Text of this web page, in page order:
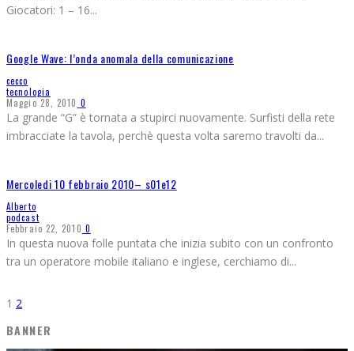
Giocatori: 1 – 16...
Google Wave: l’onda anomala della comunicazione
cecco
tecnologia
Maggio 28, 2010 0
La grande “G” è tornata a stupirci nuovamente. Surfisti della rete
imbracciate la tavola, perchè questa volta saremo travolti da...
Mercoledi 10 febbraio 2010– s01e12
Alberto
podcast
Febbraio 22, 2010 0
In questa nuova folle puntata che inizia subito con un confronto
tra un operatore mobile italiano e inglese, cerchiamo di...
1 2
BANNER